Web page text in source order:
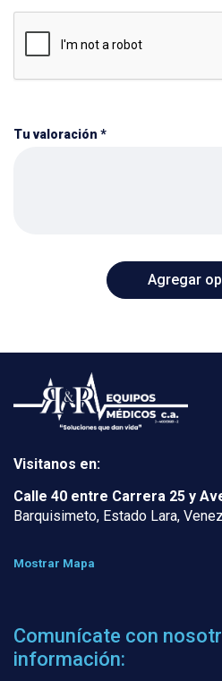
Tu valoración *
Visitanos en:
Calle 40 entre Carrera 25 y
Barquisimeto, Estado Lara,
Mostrar Mapa
Comunícate con
información: